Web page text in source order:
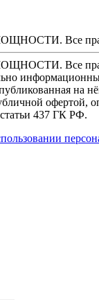
Все
Все
на
офертой,
437 ГК РФ.